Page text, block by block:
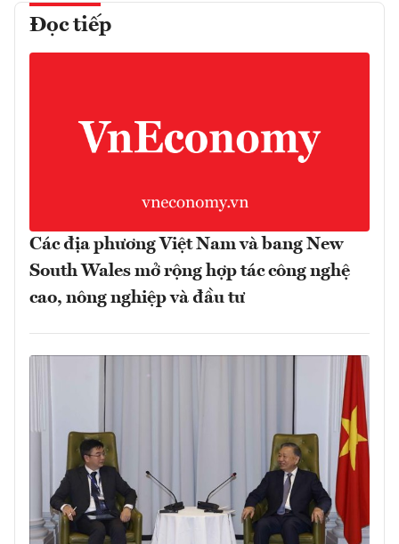
Đọc tiếp
Các địa phương Việt Nam và bang New
South Wales mở rộng hợp tác công nghệ
cao, nông nghiệp và đầu tư